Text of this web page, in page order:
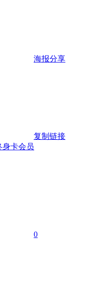
海报分享
复制链接
0